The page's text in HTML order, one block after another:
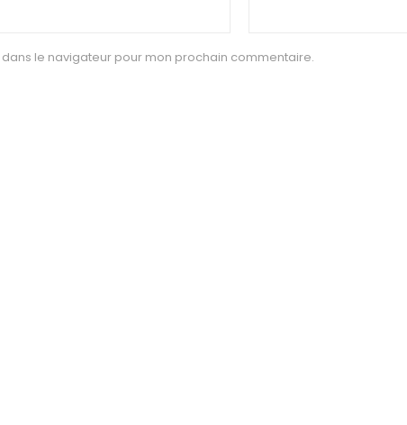
le navigateur pour mon prochain commentaire.